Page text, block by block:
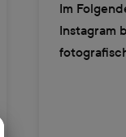
Im
Instagram